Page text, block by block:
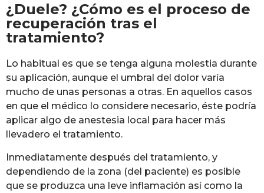
¿Duele? ¿Cómo es el proceso de
recuperación tras el
tratamiento?
Lo habitual es que se tenga alguna molestia durante
su aplicación, aunque el umbral del dolor varía
mucho de unas personas a otras. En aquellos casos
en que el médico lo considere necesario, éste podría
aplicar algo de anestesia local para hacer más
llevadero el tratamiento.
Inmediatamente después del tratamiento, y
dependiendo de la zona (del paciente) es posible
que se produzca una leve inflamación así como la